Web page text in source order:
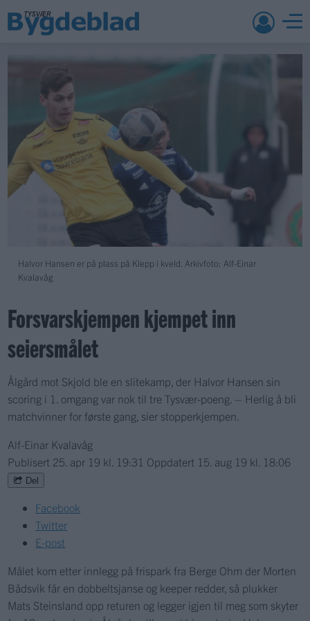
Halvor Hansen er på plass på Klepp i kveld. Arkivfoto: Alf-Einar
Kvalavåg
Forsvarskjempen kjempet inn
seiersmålet
Ålgård mot Skjold ble en slitekamp, der Halvor Hansen sin
scoring i 1. omgang var nok til tre Tysvær-poeng. – Herlig å bli
matchvinner for første gang, sier stopperkjempen.
Alf-Einar Kvalavåg
Publisert 25. apr 19 kl. 19:31 Oppdatert 15. aug 19 kl. 18:06
Del
Facebook
Twitter
E-post
Målet kom etter innlegg på frispark fra Berge Ohm der Morten
Bådsvik får en dobbeltsjanse og keeper redder, så plukker
Mats Steinsland opp returen og legger igjen til meg som skyter